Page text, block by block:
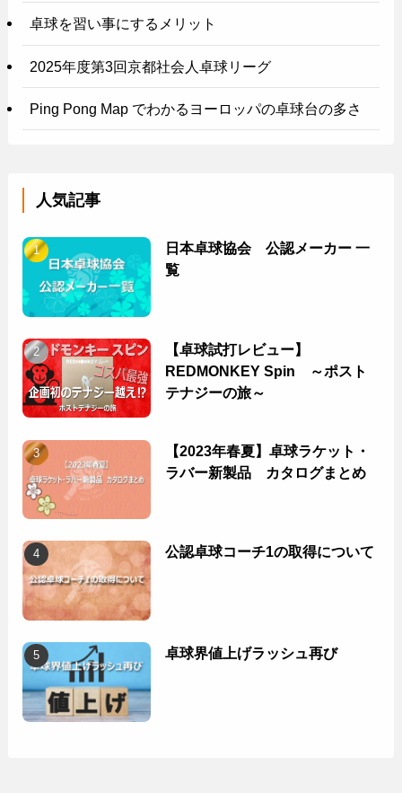
卓球を習い事にするメリット
2025年度第3回京都社会人卓球リーグ
Ping Pong Map でわかるヨーロッパの卓球台の多さ
人気記事
日本卓球協会 公認メーカー 一
覧
【卓球試打レビュー】
REDMONKEY Spin ～ポスト
テナジーの旅～
【2023年春夏】卓球ラケット・
ラバー新製品 カタログまとめ
公認卓球コーチ1の取得について
卓球界値上げラッシュ再び